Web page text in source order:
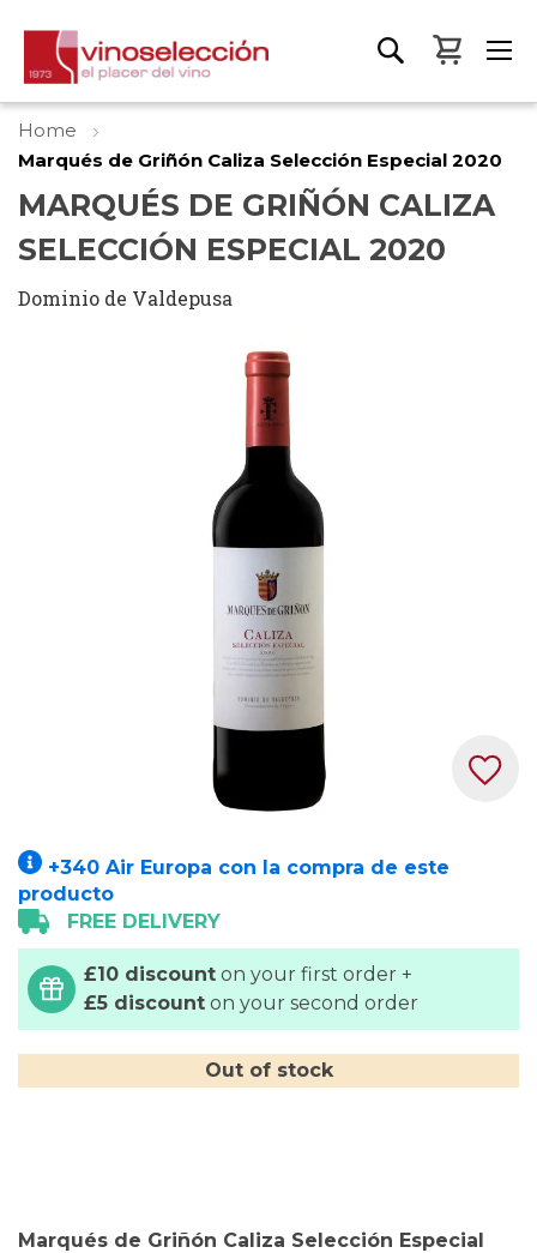
My
Home
Marqués de Griñón Caliza Selección Especial 2020
MARQUÉS DE GRIÑÓN CALIZA
SELECCIÓN ESPECIAL 2020
Dominio de Valdepusa
Skip
to
the
beginning
the
images
+340 Air Europa con la compra de este
producto
FREE DELIVERY
£10 discount on your first order +
£5 discount on your second order
Out of stock
Marqués de Griñón Caliza Selección Especial